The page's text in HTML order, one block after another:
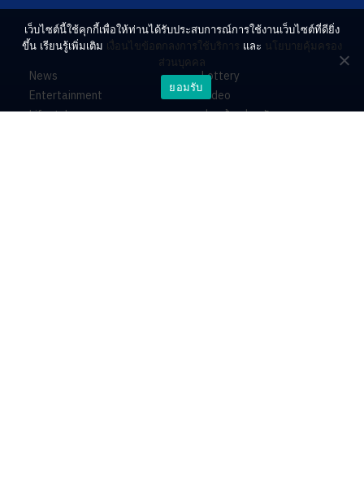
News
Entertainment
Lifestyle
Lottery
Video
ร่วมด้วยช่วยกัน
เว็บไซต์นี้ใช้คุกกี้เพื่อให้ท่านได้รับประสบการณ์การใช้งานเว็บไซต์ที่ดียิ่ง
ขึ้น เรียนรู้เพิ่มเติม เงื่อนไขข้อตกลงการใช้บริการ และ นโยบายคุ้มครอง
ส่วนบุคคล
ยอมรับ